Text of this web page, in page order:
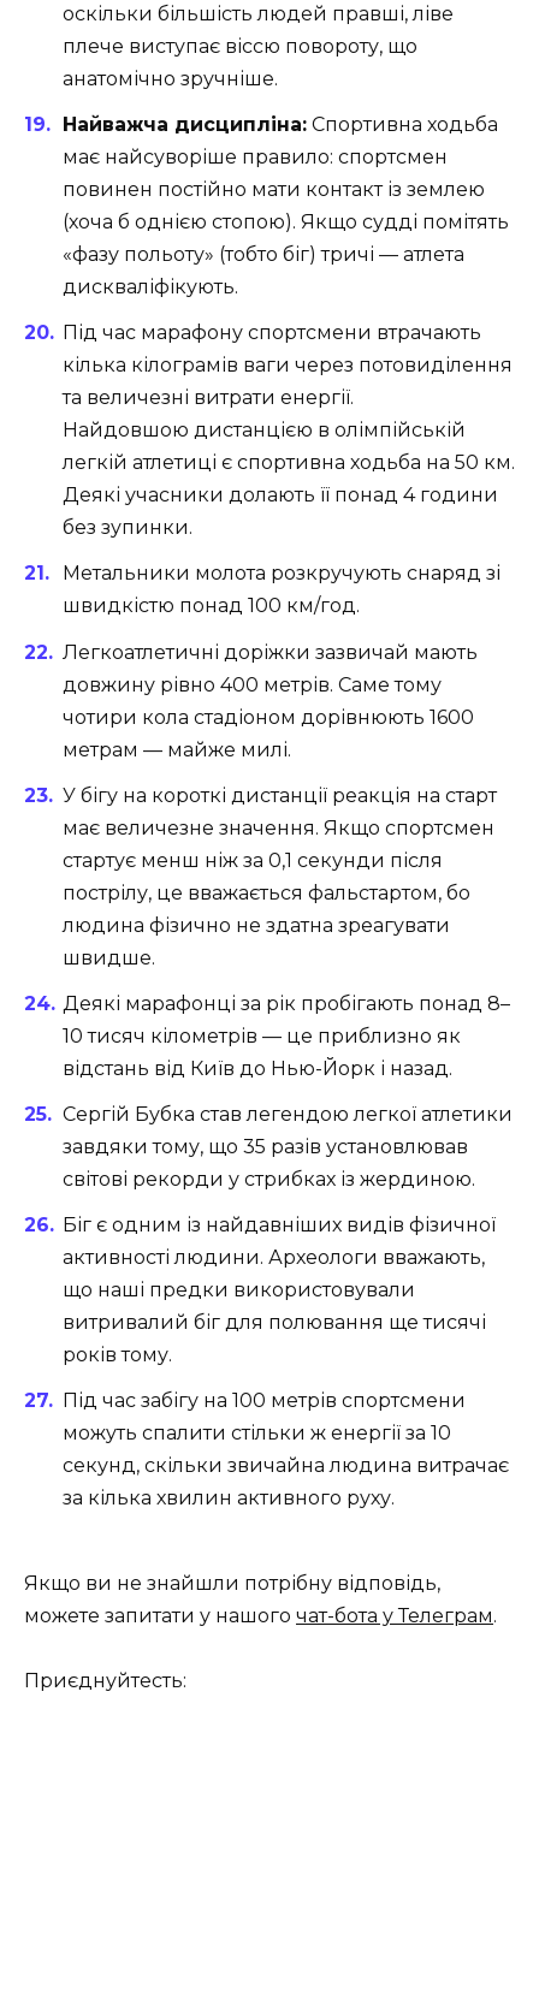
оскільки більшість людей правші, ліве
плече виступає віссю повороту, що
анатомічно зручніше.
Найважча дисципліна: Спортивна ходьба
має найсуворіше правило: спортсмен
повинен постійно мати контакт із землею
(хоча б однією стопою). Якщо судді помітять
«фазу польоту» (тобто біг) тричі — атлета
дискваліфікують.
Під час марафону спортсмени втрачають
кілька кілограмів ваги через потовиділення
та величезні витрати енергії.
Найдовшою дистанцією в олімпійській
легкій атлетиці є спортивна ходьба на 50 км.
Деякі учасники долають її понад 4 години
без зупинки.
Метальники молота розкручують снаряд зі
швидкістю понад 100 км/год.
Легкоатлетичні доріжки зазвичай мають
довжину рівно 400 метрів. Саме тому
чотири кола стадіоном дорівнюють 1600
метрам — майже милі.
У бігу на короткі дистанції реакція на старт
має величезне значення. Якщо спортсмен
стартує менш ніж за 0,1 секунди після
пострілу, це вважається фальстартом, бо
людина фізично не здатна зреагувати
швидше.
Деякі марафонці за рік пробігають понад 8–
10 тисяч кілометрів — це приблизно як
відстань від Київ до Нью-Йорк і назад.
Сергій Бубка став легендою легкої атлетики
завдяки тому, що 35 разів установлював
світові рекорди у стрибках із жердиною.
Біг є одним із найдавніших видів фізичної
активності людини. Археологи вважають,
що наші предки використовували
витривалий біг для полювання ще тисячі
років тому.
Під час забігу на 100 метрів спортсмени
можуть спалити стільки ж енергії за 10
секунд, скільки звичайна людина витрачає
за кілька хвилин активного руху.
Якщо ви не знайшли потрібну відповідь,
можете запитати у нашого чат-бота у Телеграм.
Приєднуйтесть: